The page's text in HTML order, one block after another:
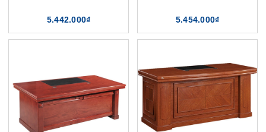
5.442.000₫ 5.454.000₫